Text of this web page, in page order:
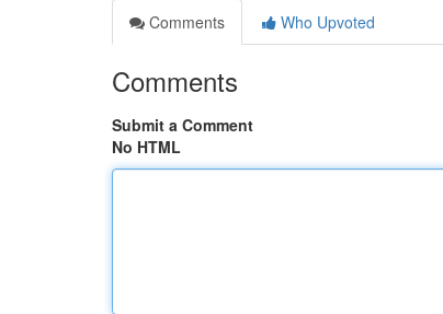
Comments
Who Upvoted
Comments
Submit a Comment
No HTML